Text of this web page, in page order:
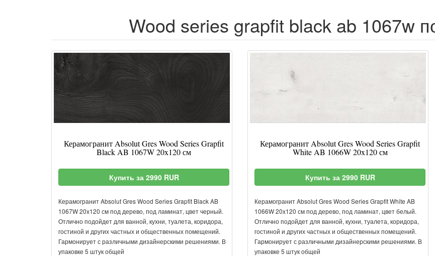
Wood series grapfit black ab 1067w
Керамогранит Absolut Gres Wood Series Grapfit
Black AB 1067W 20x120 см
Купить за 2990 RUR
Керамогранит Absolut Gres Wood Series Grapfit Black AB
1067W 20x120 см под дерево, под ламинат, цвет черный.
Отлично подойдет для ванной, кухни, туалета, коридора,
гостиной и других частных и общественных помещений.
Гармонирует с различными дизайнерскими решениями. В
упаковке 5 штук общей
Керамогранит Absolut Gres Wood Series Grapfit
White AB 1066W 20x120 см
Купить за 2990 RUR
Керамогранит Absolut Gres Wood Series Grapfit White AB
1066W 20x120 см под дерево, под ламинат, цвет белый.
Отлично подойдет для ванной, кухни, туалета, коридора,
гостиной и других частных и общественных помещений.
Гармонирует с различными дизайнерскими решениями. В
упаковке 5 штук общей